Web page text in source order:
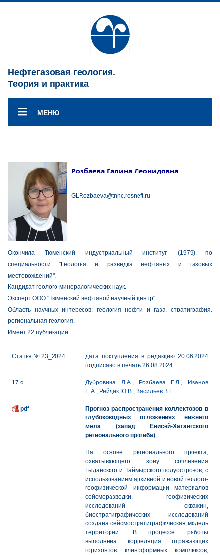
Нефтегазовая геология.
Теория и практика
МЕНЮ
Розбаева Галина Леонидовна
GLRozbaeva@tnnc.rosneft.ru
Окончила Тюменский индустриальный институт (1979) по
специальности "Геология и разведка нефтяных и газовых
месторождений".
Кандидат геолого-минералогических наук.
Эксперт ООО "Тюменский нефтяной научный центр".
Область научных интересов: геология нефти и газа, стратиграфия,
региональная геология.
Имеет 22 публикации.
Статья № 23_2024
дата поступления в редакцию 20.06.2024
подписано в печать 26.08.2024
17 с. Дубровина Л.А., Розбаева Г.Л.,
Иванов
Е.А., Рейдик Ю.В., Васильев В.Е.
pdf
Прогноз распространения коллекторов в
глубоководных отложениях нижнего
мела (запад Енисей-Хатангского
регионального прогиба)
На основе регионального проекта,
охватывающего зону сочленения
Гыданского и Таймырского полуостровов, с
использованием архивной и новой геолого-
геофизической информации материалов
сейсморазведки, геофизических
исследований скважин,
биостратиграфических исследований
создана сейсмостратиграфическая модель
территории. В процессе работы
выполнена корреляция отражающих
горизонтов клиноформных комплексов,